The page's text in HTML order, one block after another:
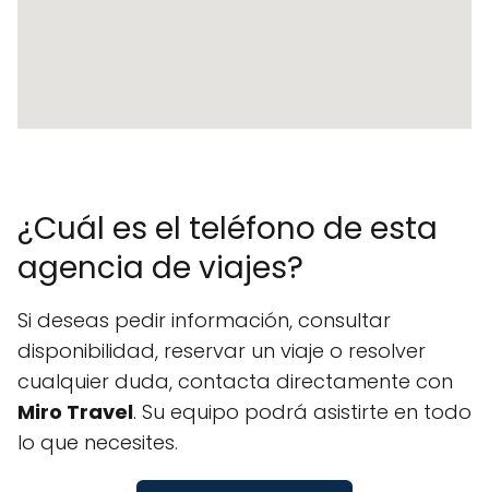
¿Cuál es el teléfono de esta
agencia de viajes?
Si deseas pedir información, consultar
disponibilidad, reservar un viaje o resolver
cualquier duda, contacta directamente con
Miro Travel. Su equipo podrá asistirte en todo
lo que necesites.